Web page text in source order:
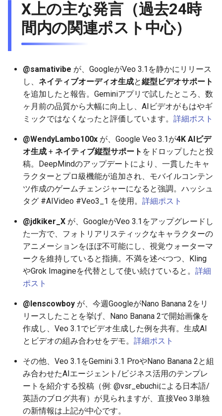
2026-07-08
2026-07-07
2026-07-05
2026-07-04
2026-07-02
2026-07-01
2026-06-30
2026-06-29
2026-06-28
2026-06-26
2026-06-25
2026-06-24
2026-06-23
2026-06-22
2026-06-21
2025-12-22
2025-12-21
2025-12-19
2025-12-18
2025-12-16
2025-12-15
2025-12-14
2025-12-13
2025-12-12
2025-12-11
2025-12-10
2025-12-09
2025-12-08
2025-12-07
2025-12-06
2026-07-08
2026-07-07
2026-07-05
2026-07-04
2026-07-02
2026-07-01
2026-06-30
2026-06-29
2026-06-28
2026-06-26
2026-06-25
2026-06-24
2026-06-23
2026-06-22
2026-06-21
2025-12-22
2025-12-21
2025-12-19
2025-12-18
2025-12-16
2025-12-15
2025-12-14
2025-12-13
2025-12-12
2025-12-11
2025-12-10
2025-12-09
2025-12-08
2025-12-07
2025-12-06
2026-05-03
2026-04-26
2026-04-15
2026-05-10
2026-05-03
2026-04-19
2026-04-12
2026-03-29
2026-03-22
2026-03-15
2026-03-08
2026-03-01
2026-02-22
2026-02-15
2026-02-08
2026-02-01
2026-01-25
2026-01-18
2025-11-02
2025-10-26
2025-10-12
2025-10-05
2025-09-28
2025-09-24
2025-09-21
2025-09-19
2026-05-10
2026-05-03
2026-04-19
2026-04-12
2026-03-29
2026-03-22
2026-03-15
2026-03-08
2026-03-01
2026-02-22
2026-02-15
2026-02-08
2026-02-05
2026-05-10
2026-05-03
2026-04-19
2026-04-12
2026-03-29
2026-03-22
2026-03-15
2026-03-08
2026-03-01
2026-02-22
2026-02-15
2026-02-08
2026-02-01
2026-01-25
2026-01-18
2025-10-26
2025-10-19
2025-10-05
2025-10-04
2026-07-08
2026-07-07
2026-07-04
2026-07-03
2026-07-01
2026-06-30
2026-06-29
2026-06-28
2026-06-26
2026-06-25
2026-06-24
2026-06-23
2026-06-21
2026-06-20
2026-06-19
2025-12-22
2025-12-21
2025-12-19
2025-12-18
2025-12-16
2025-12-15
2025-12-14
2025-12-13
2025-12-12
2025-12-11
2025-12-10
2025-12-09
2025-12-08
2025-12-07
2025-12-06
2026-05-10
2026-05-03
2026-04-19
2026-04-12
2026-03-29
2026-03-22
2026-03-15
2026-03-08
2026-03-01
2026-02-22
2026-02-15
2026-02-08
2026-02-01
2026-01-25
2026-01-18
2025-10-26
2025-10-19
2025-10-05
2025-10-02
2025-09-23
2026-04-26
2026-04-19
2026-04-07
2026-04-05
2026-03-22
2026-03-15
2026-03-08
2026-03-01
2026-02-22
2026-02-15
2026-02-08
2026-02-01
2026-01-25
2026-01-18
2026-01-13
2025-12-22
2025-12-21
2025-12-19
2025-12-18
2025-12-16
2025-12-15
2025-12-14
2025-12-13
2025-12-12
2025-12-11
2025-12-10
2025-12-09
2025-12-08
2025-12-07
2025-12-06
2026-05-10
2026-05-03
2026-04-19
2026-04-12
2026-03-29
2026-03-22
2026-03-15
2026-03-08
2026-03-01
2026-02-22
2026-02-15
2026-02-08
2026-02-01
2026-01-25
2026-01-18
2026-07-07
2026-07-06
2026-07-04
2026-07-03
2026-07-01
2026-06-30
2026-06-29
2026-06-28
2026-06-27
2026-06-26
2026-06-25
2026-06-24
2026-06-23
2026-06-22
2026-06-21
2026-05-19
2026-05-18
2026-07-06
2026-07-05
2026-07-02
2026-07-01
2026-06-29
2026-06-28
2026-06-25
2026-06-24
2026-06-23
2026-06-22
2026-06-21
2026-06-20
2026-06-18
2026-06-17
2026-06-16
2026-05-10
2026-05-03
2026-04-19
2026-04-12
2026-03-30
X上の主な発言（過去24時
間内の関連ポスト中心）
@samativibe が、GoogleがVeo 3.1を静かにリリース
し、 ネイティブオーディオ生成と縦型ビデオサポート
を追加したと報告。Geminiアプリで試したところ、数
ヶ月前の品質から大幅に向上し、AIビデオがもはやギ
ミックではなくなったと評価しています。 詳細ポスト
@WendyLambo100x が、Google Veo 3.1が4K AIビデ
オ生成 + ネイティブ縦型サポート をドロップしたと投
稿。DeepMindのアップデートにより、一貫したキャ
ラクターとプロ級機能が追加され、モバイルコンテン
ツ作成のゲームチェンジャーになると強調。ハッシュ
タグ #AIVideo #Veo3_1 を使用。 詳細ポスト
@jdkiker_X が、GoogleがVeo 3.1をアップグレードし
た一方で、フォトリアリスティックなキャラクターの
アニメーションをほぼ不可能にし、視覚ウォーターマ
ークを維持していると指摘。不満を述べつつ、Kling
やGrok Imagineを代替として使い続けていると。 詳細
ポスト
@lenscowboy が、今週GoogleがNano Banana 2をリ
リースしたことを挙げ、Nano Banana 2で開始画像を
作成し、Veo 3.1でビデオ生成した例を共有。生成AI
とビデオの組み合わせをデモ。 詳細ポスト
その他、Veo 3.1をGemini 3.1 ProやNano Banana 2と組
み合わせたAIエージェント/ビジネス活用のテンプレ
ートを紹介する投稿（例: @vsr_ebuchiによる日本語/
英語のブログ共有）が見られますが、直接Veo 3単独
の新情報は上記が中心です。